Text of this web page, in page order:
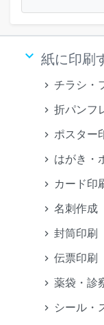
keyboard_arrow_down 紙に印刷
チラシ・
折パンフ
ポスター
はがき・
カード印
名刺作成
封筒印刷
伝票印刷
薬袋・診
シール・